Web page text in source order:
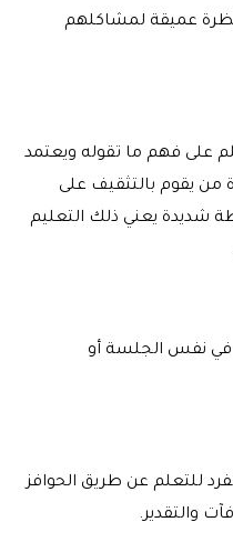
عميقة لمشاكلهم
على فهم ما تقوله ويعتمد
من يقوم بالتثقيف على
شديدة يعني ذلك التعليم
في نفس الجلسة أو
للتعلم عن طريق الحوافز
والتقدير.